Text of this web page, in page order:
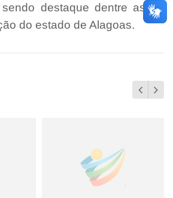
destaque dentre as 05
do estado de Alagoas.